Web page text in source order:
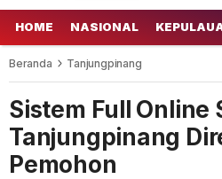
HOME NASIONAL
Beranda Tanjungpinang
Sistem Full Online
Tanjungpinang
Pemohon